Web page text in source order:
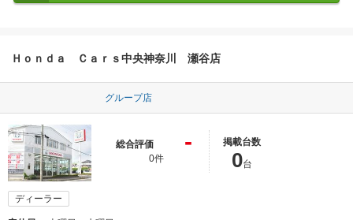
Ｈｏｎｄａ Ｃａｒｓ中央神奈川 瀬谷店
グループ店
総合評価 -
0件
掲載台数
0台
ディーラー